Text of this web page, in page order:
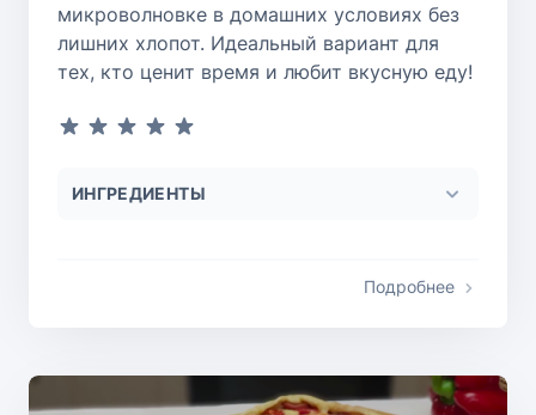
микроволновке в домашних условиях без
лишних хлопот. Идеальный вариант для
тех, кто ценит время и любит вкусную еду!
ИНГРЕДИЕНТЫ
Подробнее